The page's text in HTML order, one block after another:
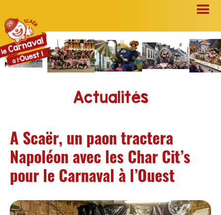
Actualités
A Scaër, un paon tractera
Napoléon avec les Char Cit’s
pour le Carnaval à l’Ouest